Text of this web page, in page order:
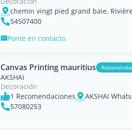
chemin vingt pied grand baie,
54507400
Ponte en contacto
Canvas Printing mauritius
AKSHAI
Decoración
1 Recomendaciones
AKSHAI
57080253